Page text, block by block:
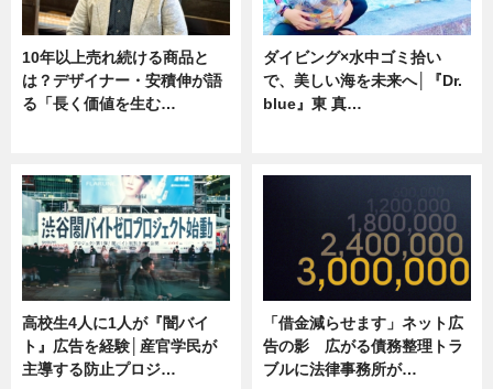
10年以上売れ続ける商品と
は？デザイナー・安積伸が語
る「長く価値を生む…
ダイビング×水中ゴミ拾い
で、美しい海を未来へ│『Dr.
blue』東 真…
高校生4人に1人が『闇バイ
ト』広告を経験│産官学民が
主導する防止プロジ…
「借金減らせます」ネット広
告の影 広がる債務整理トラ
ブルに法律事務所が…